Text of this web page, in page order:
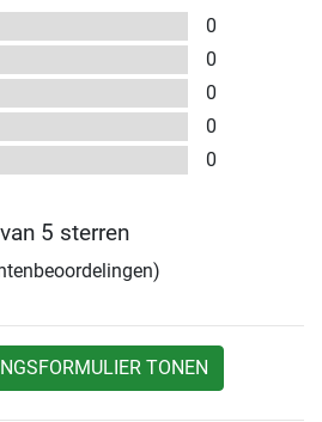
0
0
0
0
0
van 5 sterren
TONEN